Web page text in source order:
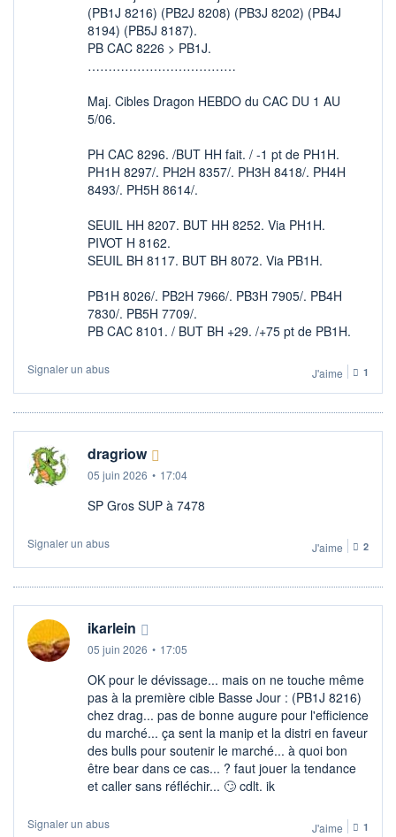
(PB1J 8216) (PB2J 8208) (PB3J 8202) (PB4J
8194) (PB5J 8187).
PB CAC 8226 > PB1J.
………………………………
Maj. Cibles Dragon HEBDO du CAC DU 1 AU
5/06.
PH CAC 8296. /BUT HH fait. / -1 pt de PH1H.
PH1H 8297/. PH2H 8357/. PH3H 8418/. PH4H
8493/. PH5H 8614/.
SEUIL HH 8207. BUT HH 8252. Via PH1H.
PIVOT H 8162.
SEUIL BH 8117. BUT BH 8072. Via PB1H.
PB1H 8026/. PB2H 7966/. PB3H 7905/. PB4H
7830/. PB5H 7709/.
PB CAC 8101. / BUT BH +29. /+75 pt de PB1H.
Signaler un abus J'aime 1
dragriow
05 juin 2026 • 17:04
SP Gros SUP à 7478
Signaler un abus J'aime 2
ikarlein
05 juin 2026 • 17:05
OK pour le dévissage... mais on ne touche même
pas à la première cible Basse Jour : (PB1J 8216)
chez drag... pas de bonne augure pour l'efficience
du marché... ça sent la manip et la distri en faveur
des bulls pour soutenir le marché... à quoi bon
être bear dans ce cas... ? faut jouer la tendance
et caller sans réfléchir... 🙄​ cdlt. ik
Signaler un abus J'aime 1